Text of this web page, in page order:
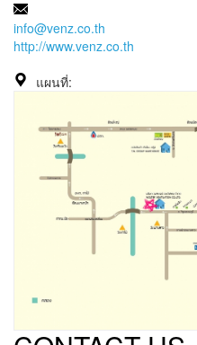
MAIL:
info@venz.co.th
http://www.venz.co.th
แผนที่: